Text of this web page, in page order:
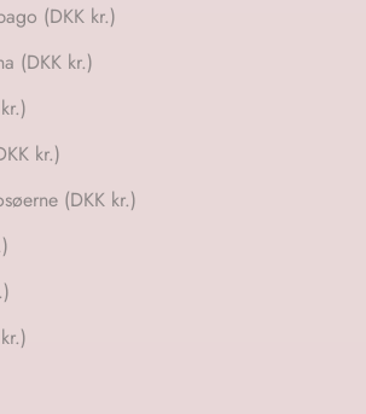
Trinidad og Tobago (DKK kr.)
Tristan da Cunha (DKK kr.)
Tunesien (DKK kr.)
Turkmenistan (DKK kr.)
Turks- og Caicosøerne (DKK kr.)
kr.)
Tyskland (DKK kr.)